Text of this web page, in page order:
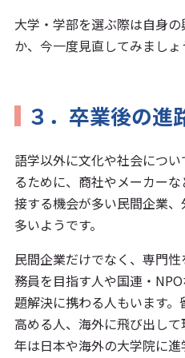
大学・学部を選ぶ際は自身
か、今一度見直してみましょ
３．卒業後の進
語学以外に文化や社会につ
るために、商社やメーカー
接する機会が多い民間企業
多いようです。
民間企業だけでなく、専門
務員を目指す人や国連・
題解決に携わる人もいます
高める人、海外に飛び出し
年は日本や海外の大学院に